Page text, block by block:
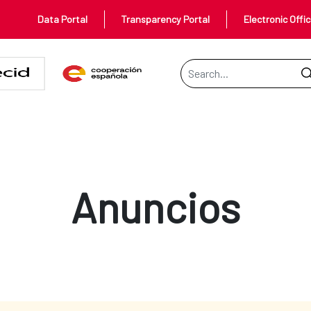
Data Portal Transparency Portal Electronic
Search Bar
Anuncios